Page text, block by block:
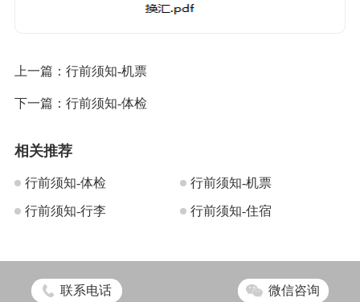
上一篇： 行前须知-机票
下一篇： 行前须知-体检
相关推荐
行前须知-体检 行前须知-机票
行前须知-行李 行前须知-住宿
联系电话 微信咨询